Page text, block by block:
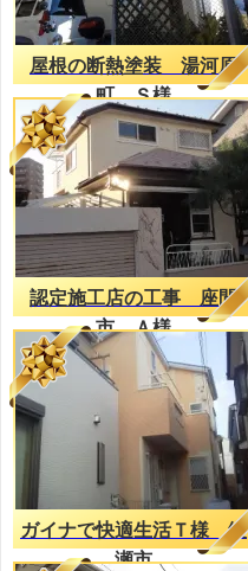
屋根の断熱塗装 湯河原
町 Ｓ様
認定施工店の工事 座間
市 Ａ様
ガイナで快適生活Ｔ様 綾
瀬市